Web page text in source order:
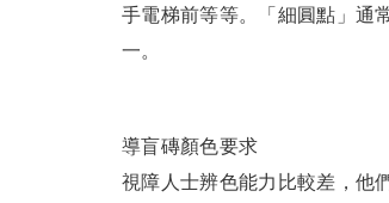
手電梯前等等。「細圓點」通
一。
導盲磚顏色要求
視障人士辨色能力比較差，他